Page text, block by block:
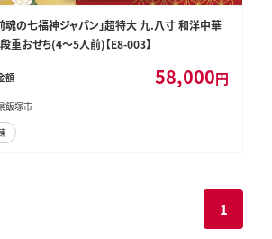
魂の七福神ジャパン」超特大 九.八寸 和洋中華
重おせち(4～5人前)【E8-003】
額 58,000円
飯塚市
1